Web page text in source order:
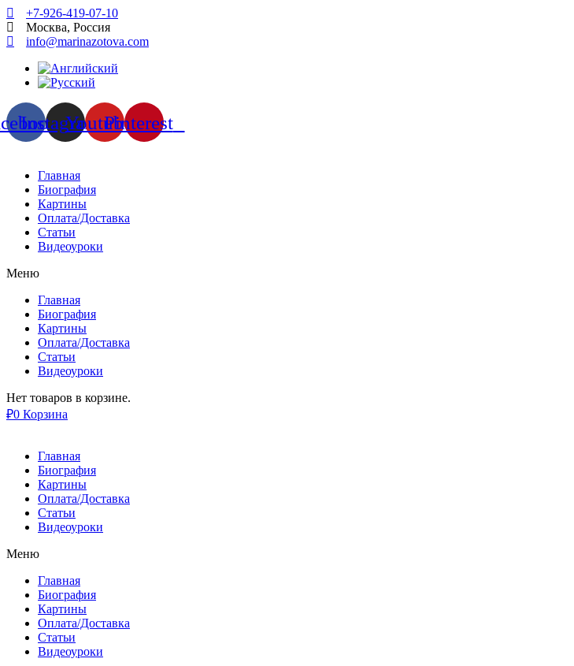
+7-926-419-07-10
Москва, Россия
info@marinazotova.com
InstagramYoutubePinterest
Главная
Биография
Картины
Оплата/Доставка
Статьи
Видеоуроки
Меню
Главная
Биография
Картины
Оплата/Доставка
Статьи
Видеоуроки
Нет товаров в корзине.
₽0 Корзина
Главная
Биография
Картины
Оплата/Доставка
Статьи
Видеоуроки
Меню
Главная
Биография
Картины
Оплата/Доставка
Статьи
Видеоуроки